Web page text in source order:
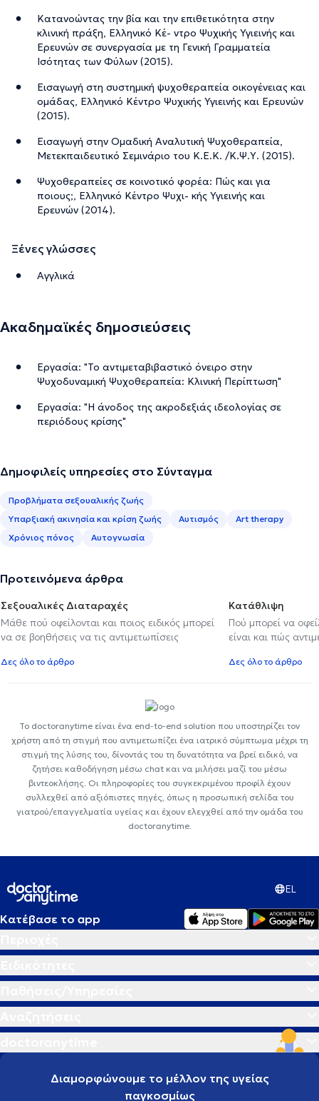
Κατανοώντας την βία και την επιθετικότητα στην
κλινική πράξη, Ελληνικό Κέ- ντρο Ψυχικής Υγιεινής και
Ερευνών σε συνεργασία με τη Γενική Γραμματεία
Ισότητας των Φύλων (2015).
Εισαγωγή στη συστημική ψυχοθεραπεία οικογένειας και
ομάδας, Ελληνικό Κέντρο Ψυχικής Υγιεινής και Ερευνών
(2015).
Εισαγωγή στην Ομαδική Αναλυτική Ψυχοθεραπεία,
Mετεκπαιδευτικό Σεμινάριο του Κ.Ε.Κ. /Κ.Ψ.Υ. (2015).
Ψυχοθεραπείες σε κοινοτικό φορέα: Πώς και για
ποιους;, Ελληνικό Κέντρο Ψυχι- κής Υγιεινής και
Ερευνών (2014).
Ξένες γλώσσες
Αγγλικά
Ακαδημαϊκές δημοσιεύσεις
Εργασία: "Το αντιμεταβιβαστικό όνειρο στην
Ψυχοδυναμική Ψυχοθεραπεία: Κλινική Περίπτωση"
Εργασία: "Η άνοδος της ακροδεξιάς ιδεολογίας σε
περιόδους κρίσης"
Δημοφιλείς υπηρεσίες στο Σύνταγμα
Προβλήματα σεξουαλικής ζωής
Υπαρξιακή ακινησία και κρίση ζωής
Αυτισμός
Art therapy
Χρόνιος πόνος
Αυτογνωσία
Προτεινόμενα άρθρα
Σεξουαλικές Διαταραχές
Μάθε πού οφείλονται και ποιος ειδικός μπορεί
να σε βοηθήσεις να τις αντιμετωπίσεις
Δες όλο το άρθρο
Κατάθλιψη
Πού μπορεί να
είναι και πώς
Δες όλο το άρθρο
Το doctoranytime είναι ένα end-to-end solution που υποστηρίζει τον
χρήστη από τη στιγμή που αντιμετωπίζει ένα ιατρικό σύμπτωμα μέχρι τη
στιγμή της λύσης του, δίνοντάς του τη δυνατότητα να βρεί ειδικό, να
ζητήσει καθοδήγηση μέσω chat και να μιλήσει μαζί του μέσω
βιντεοκλήσης. Οι πληροφορίες του συγκεκριμένου προφίλ έχουν
συλλεχθεί από αξιόπιστες πηγές, όπως η προσωπική σελίδα του
γιατρού/επαγγελματία υγείας και έχουν ελεγχθεί από την ομάδα του
doctoranytime.
EL
Κατέβασε το app
Διαμορφώνουμε το μέλλον της υγείας
παγκοσμίως